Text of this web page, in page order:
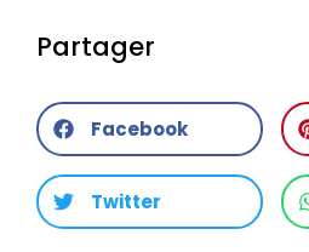
Partager
Facebook
Twitter